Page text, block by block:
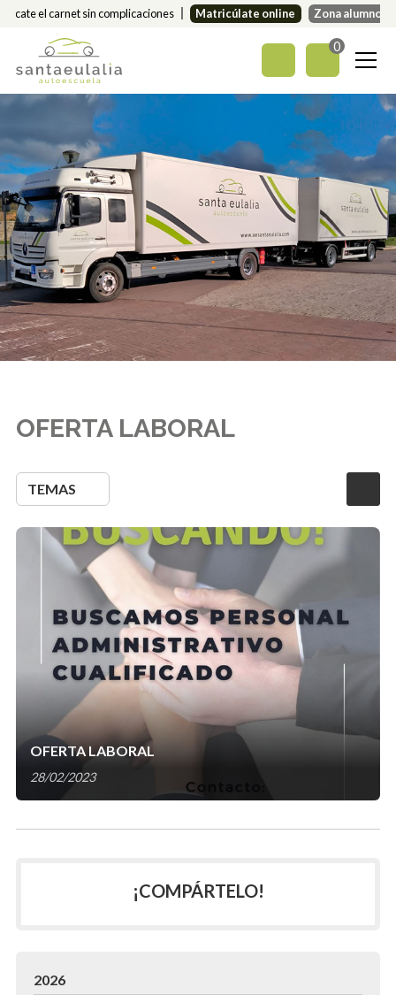
Sácate el carnet sin complicaciones Matricúlate online Zona alumnos
0
OFERTA LABORAL
TEMAS
OFERTA LABORAL
28/02/2023
¡COMPÁRTELO!
2026